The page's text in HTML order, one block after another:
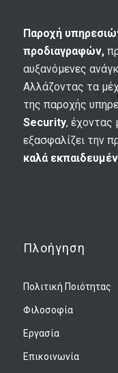
Παροχή
προδιαγραφών,
αυξανόμενες
Αλλάζοντας τα
της παροχής
Security, έχοντας
εξασφαλίζει την
καλά
Πλοήγηση
Πολιτική Ποιότητας
Φιλοσοφία
Εργασία
Επικοινωνία